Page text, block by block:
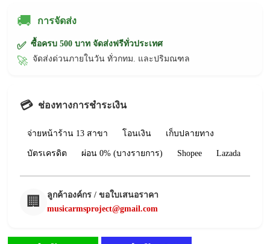
🚚 การจัดส่ง
✅ ซื้อครบ 500 บาท จัดส่งฟรีทั่วประเทศ
🚀 จัดส่งด่วนภายในวัน ทั่วกทม. และปริมณฑล
💳 ช่องทางการชำระเงิน
จ่ายหน้าร้าน 13 สาขา โอนเงิน เก็บปลายทาง
บัตรเครดิต ผ่อน 0% (บางรายการ) Shopee Lazada
🏢
ลูกค้าองค์กร / ขอใบเสนอราคา
musicarmsproject@gmail.com